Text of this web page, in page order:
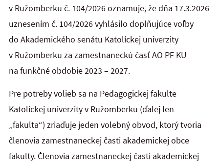
v Ružomberku č. 104/2026 oznamuje, že dňa 17.3.2026
uznesením č. 104/2026 vyhlásilo doplňujúce voľby
do Akademického senátu Katolíckej univerzity
v Ružomberku za zamestnaneckú časť AO PF KU
na funkčné obdobie 2023 – 2027.
Pre potreby volieb sa na Pedagogickej fakulte
Katolíckej univerzity v Ružomberku (ďalej len
„fakulta“) zriaďuje jeden volebný obvod, ktorý tvoria
členovia zamestnaneckej časti akademickej obce
fakulty. Členovia zamestnaneckej časti akademickej